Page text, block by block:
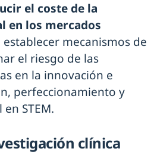
el coste de la
en los mercados
establecer mecanismos de
el riesgo de las
en la innovación e
perfeccionamiento y
STEM.
clínica